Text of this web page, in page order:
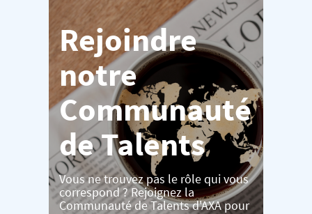
Rejoindre
notre
Communauté
de Talents
Vous ne trouvez pas le rôle qui vous
correspond ? Rejoignez la
Communauté de Talents d'AXA pour